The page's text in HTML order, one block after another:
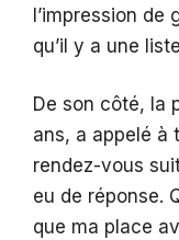
l’impression de
qu’il y a une
De son côté, la
ans, a appelé à
rendez-vous
eu de réponse.
que ma place